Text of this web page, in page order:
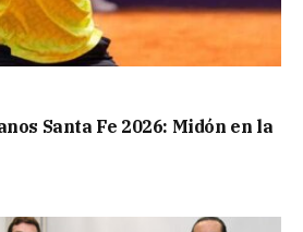
Santa Fe 2026: Midón en la